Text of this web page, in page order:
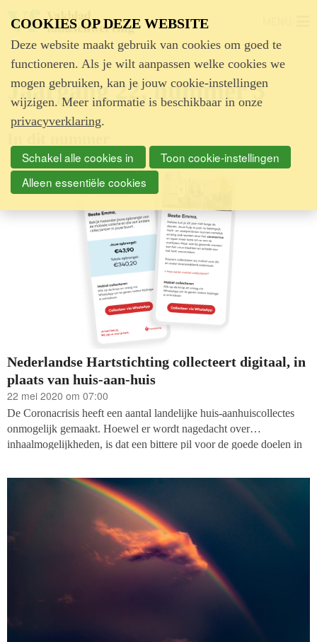
Jaargang 22, nummer 3
Nederlandse Hartstichting collecteert digitaal, in
plaats van huis-aan-huis
22 mei 2020 om 07:00
De Coronacrisis heeft een aantal landelijke huis-aanhuiscollectes
onmogelijk gemaakt. Hoewel er wordt nagedacht over
inhaalmogelijkheden, is dat een bittere pil voor de goede doelen in
is ook teleurstellend voor de tienduizenden collectanten die er klaar
voor waren zich voor hun doel in te zetten. Dit jaar komen deze
ambassadeurs van hun goede doel niet aan de deur.
COOKIES OP DEZE WEBSITE
Deze website maakt gebruik van cookies om goed te
functioneren. Als je wilt aanpassen welke cookies we
mogen gebruiken, kan je jouw cookie-instellingen
wijzigen. Meer informatie is beschikbaar in onze
privacyverklaring.
Schakel alle cookies in
Toon cookie-instellingen
Alleen essentiële cookies